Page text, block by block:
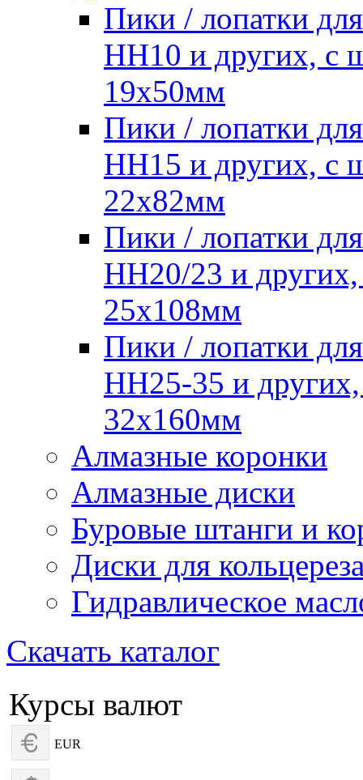
Пики / лопатки
HH10 и других, с
19х50мм
Пики / лопатки
HH15 и других, с
22х82мм
Пики / лопатки
HH20/23 и
25х108мм
Пики / лопатки
HH25-35 и
32х160мм
Алмазные коронки
Алмазные диски
Буровые штанги и
Диски для
Гидравлическое
Скачать каталог
Курсы валют
EUR